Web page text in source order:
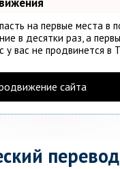
на первые места в
в десятки раз, а
у вас не продвинется в
сайта